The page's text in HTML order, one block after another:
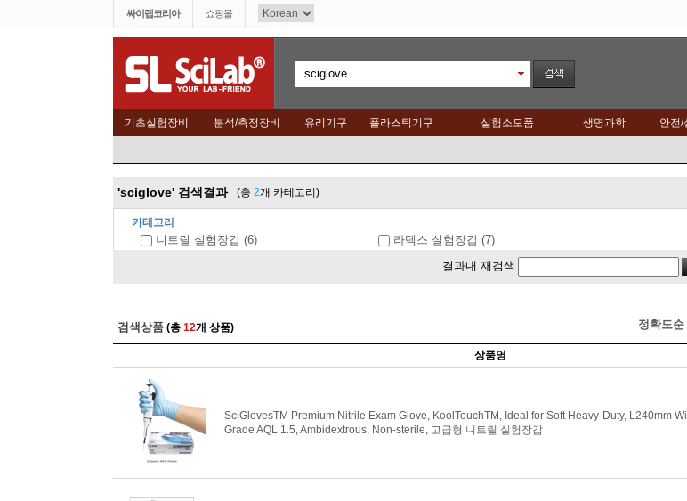
싸이랩코리아 쇼핑몰
기초실험장비 분석/측정장비 유리기구 플라스틱기구 실험소모품 생명과학 안전/
'sciglove' 검색결과 (총 2개 카테고리)
카테고리
니트릴 실험장갑 (6)
라텍스 실험장갑 (7)
결과내 재검색
검색상품 (총 12개 상품) 정확도순
상품명
SciGlovesTM Premium Nitrile Exam Glove, KoolTouchTM, Ideal for Soft Heavy-Duty, L240mm
Grade AQL 1.5, Ambidextrous, Non-sterile, 고급형 니트릴 실험장갑